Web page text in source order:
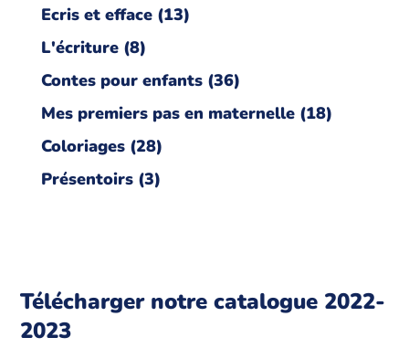
Ecris et efface 13
L'écriture 8
Contes pour enfants 36
Mes premiers pas en maternelle 18
Coloriages 28
Présentoirs 3
Télécharger notre catalogue 2022-
2023